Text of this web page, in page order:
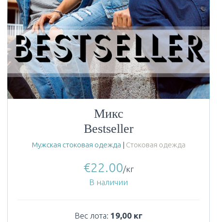
Микс
Bestseller
Мужская стоковая одежда | Стоковая одежда
€22.00/кг
В наличии
Вес лота: 19,00 кг